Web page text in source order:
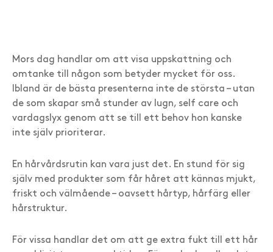
Mors dag handlar om att visa uppskattning och
omtanke till någon som betyder mycket för oss.
Ibland är de bästa presenterna inte de största – utan
de som skapar små stunder av lugn, self care och
vardagslyx genom att se till ett behov hon kanske
inte själv prioriterar.
En hårvårdsrutin kan vara just det. En stund för sig
själv med produkter som får håret att kännas mjukt,
friskt och välmående – oavsett hårtyp, hårfärg eller
hårstruktur.
För vissa handlar det om att ge extra fukt till ett hår